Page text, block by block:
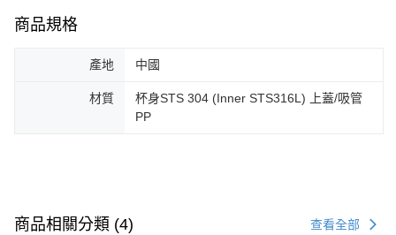
商品規格
產地 中國
材質
杯身STS 304 (Inner STS316L) 上蓋/吸管
PP
商品相關分類 (4) 查看全部